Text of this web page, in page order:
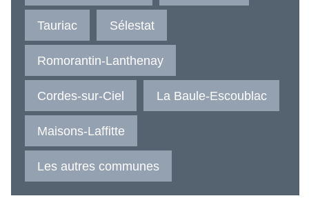
Tauriac Sélestat
Romorantin-Lanthenay
Cordes-sur-Ciel La Baule-Escoublac
Maisons-Laffitte
Les autres communes